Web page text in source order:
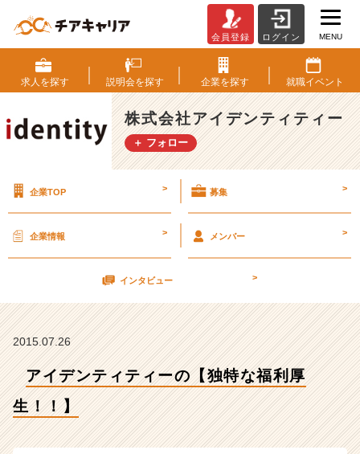
イ
デ
ン
テ
ィ
テ
【独
福
利
社
ン
会員登録 ログイン MENU
求人を探す 説明会を探す 企業を探す 就職イベント
株式会社アイデンティティー
＋ フォロー
企業TOP > 募集 >
企業情報 > メンバー >
インタビュー >
2015.07.26
アイデンティティーの【独特な福利厚
生！！】